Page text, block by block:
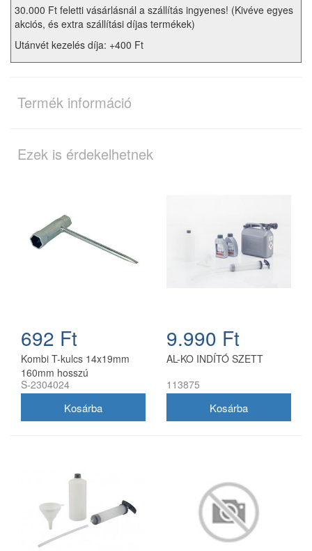
30.000 Ft feletti vásárlásnál a szállítás ingyenes! (Kivéve egyes
akciós, és extra szállítási díjas termékek)
Utánvét kezelés díja: +400 Ft
Termék információ
Ezek is érdekelhetnek
692 Ft
Kombi T-kulcs 14x19mm
160mm hosszú
S-2304024
9.990 Ft
AL-KO INDÍTÓ SZETT
113875